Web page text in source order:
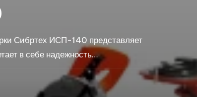
Сибртех ИСП-140 представляет
в себе надежность…